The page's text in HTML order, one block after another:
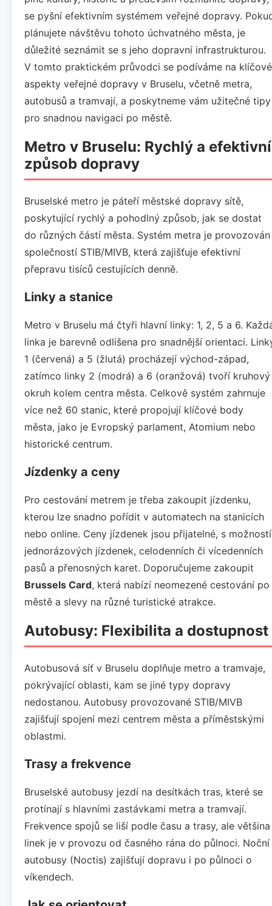
se pyšní efektivním systémem veřejné dopravy.
plánujete návštěvu tohoto úchvatného města, je
důležité seznámit se s jeho dopravní infrastrukturou.
V tomto praktickém průvodci se podíváme na klíčové
aspekty veřejné dopravy v Bruselu, včetně metra,
autobusů a tramvají, a poskytneme vám užitečné tipy
pro snadnou navigaci po městě.
Metro v Bruselu: Rychlý a efektivní
způsob dopravy
Bruselské metro je páteří městské dopravy sítě,
poskytující rychlý a pohodlný způsob, jak se dostat
do různých částí města. Systém metra je provozován
společností STIB/MIVB, která zajišťuje efektivní
přepravu tisíců cestujících denně.
Linky a stanice
Metro v Bruselu má čtyři hlavní linky: 1, 2, 5 a 6.
linka je barevně odlišena pro snadnější orientaci.
1 (červená) a 5 (žlutá) procházejí východ-západ,
zatímco linky 2 (modrá) a 6 (oranžová) tvoří kruhový
okruh kolem centra města. Celkově systém zahrnuje
více než 60 stanic, které propojují klíčové body
města, jako je Evropský parlament, Atomium nebo
historické centrum.
Jízdenky a ceny
Pro cestování metrem je třeba zakoupit jízdenku,
kterou lze snadno pořídit v automatech na stanicích
nebo online. Ceny jízdenek jsou přijatelné, s možností
jednorázových jízdenek, celodenních či vícedenních
pasů a přenosných karet. Doporučujeme zakoupit
Brussels Card, která nabízí neomezené cestování po
městě a slevy na různé turistické atrakce.
Autobusy: Flexibilita a dostupnost
Autobusová síť v Bruselu doplňuje metro a tramvaje,
pokrývající oblasti, kam se jiné typy dopravy
nedostanou. Autobusy provozované STIB/MIVB
zajišťují spojení mezi centrem města a příměstskými
oblastmi.
Trasy a frekvence
Bruselské autobusy jezdí na desítkách tras, které se
protínají s hlavními zastávkami metra a tramvají.
Frekvence spojů se liší podle času a trasy, ale většina
linek je v provozu od časného rána do půlnoci. Noční
autobusy (Noctis) zajišťují dopravu i po půlnoci o
víkendech.